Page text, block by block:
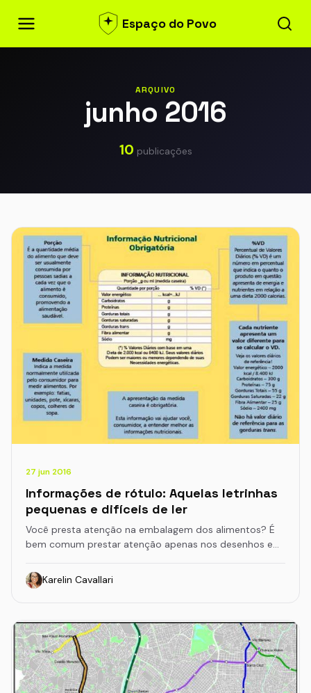
Espaço do Povo
ARQUIVO
junho 2016
10 publicações
27 jun 2016
Informações de rótulo: Aquelas letrinhas
pequenas e difíceis de ler
Você presta atenção na embalagem dos alimentos? É
bem comum prestar atenção apenas nos desenhos e…
Karelin Cavallari